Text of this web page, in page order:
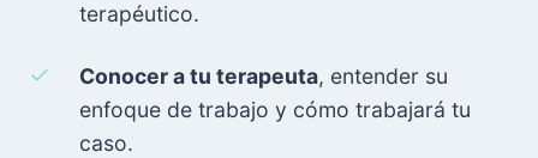
terapéutico.
Conocer a tu terapeuta, entender su
enfoque de trabajo y cómo trabajará tu
caso.